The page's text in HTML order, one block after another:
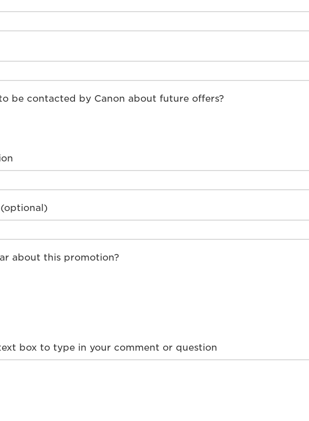
be contacted by Canon about future offers?
about this promotion?
box to type in your comment or question